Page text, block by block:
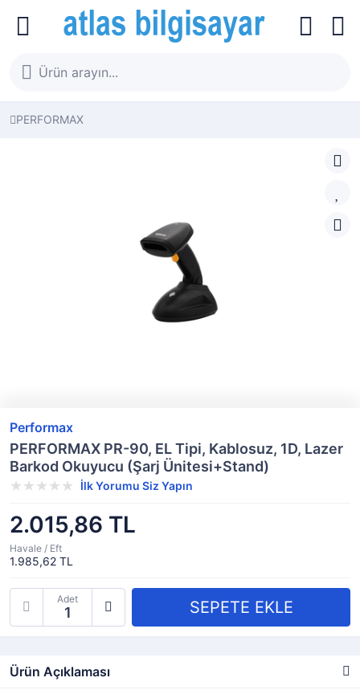
PERFORMAX
Performax
PERFORMAX PR-90, EL Tipi, Kablosuz, 1D, Lazer
Barkod Okuyucu (Şarj Ünitesi+Stand)
İlk Yorumu Siz Yapın
2.015,86 TL
Havale / Eft
1.985,62 TL
Adet
Ürün Açıklaması